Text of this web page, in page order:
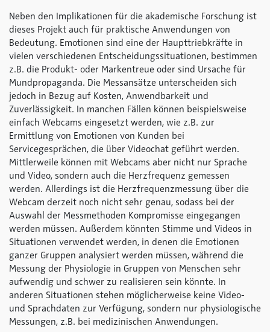
Neben den Implikationen für die akademische Forschung ist
dieses Projekt auch für praktische Anwendungen von
Bedeutung. Emotionen sind eine der Haupttriebkräfte in
vielen verschiedenen Entscheidungssituationen, bestimmen
z.B. die Produkt- oder Markentreue oder sind Ursache für
Mundpropaganda. Die Messansätze unterscheiden sich
jedoch in Bezug auf Kosten, Anwendbarkeit und
Zuverlässigkeit. In manchen Fällen können beispielsweise
einfach Webcams eingesetzt werden, wie z.B. zur
Ermittlung von Emotionen von Kunden bei
Servicegesprächen, die über Videochat geführt werden.
Mittlerweile können mit Webcams aber nicht nur Sprache
und Video, sondern auch die Herzfrequenz gemessen
werden. Allerdings ist die Herzfrequenzmessung über die
Webcam derzeit noch nicht sehr genau, sodass bei der
Auswahl der Messmethoden Kompromisse eingegangen
werden müssen. Außerdem könnten Stimme und Videos in
Situationen verwendet werden, in denen die Emotionen
ganzer Gruppen analysiert werden müssen, während die
Messung der Physiologie in Gruppen von Menschen sehr
aufwendig und schwer zu realisieren sein könnte. In
anderen Situationen stehen möglicherweise keine Video-
und Sprachdaten zur Verfügung, sondern nur physiologische
Messungen, z.B. bei medizinischen Anwendungen.